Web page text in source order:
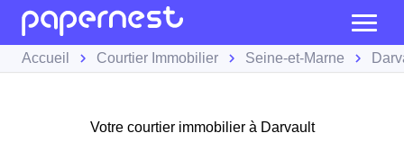
Accueil Courtier Immobilier Seine-et-Marne
Votre courtier immobilier à Darvault